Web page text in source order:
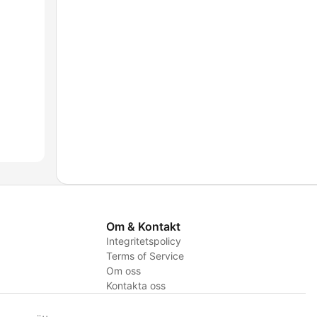
Om & Kontakt
Integritetspolicy
Terms of Service
Om oss
Kontakta oss